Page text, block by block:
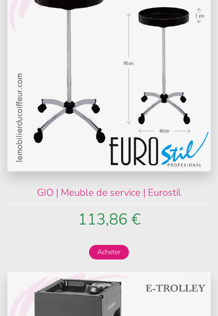
GIO | Meuble de service | Eurostil
113,86 €
Acheter